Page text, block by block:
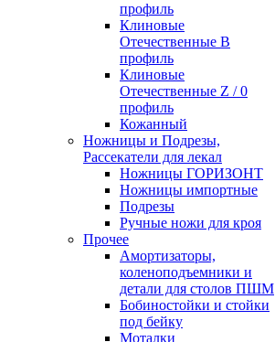
профиль
Клиновые
Отечественные В
профиль
Клиновые
Отечественные Z / 0
профиль
Кожанный
Ножницы и Подрезы,
Рассекатели для лекал
Ножницы ГОРИЗОНТ
Ножницы импортные
Подрезы
Ручные ножи для кроя
Прочее
Амортизаторы,
коленоподъемники и
детали для столов ПШМ
Бобиностойки и стойки
под бейку
Моталки